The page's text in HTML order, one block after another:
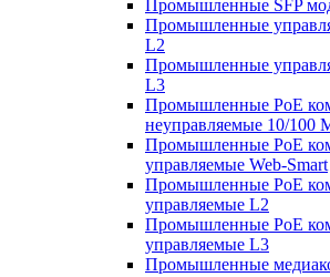
Промышленные SFP
Промышленные
L2
Промышленные
L3
Промышленные PoE
неуправляемые 10/100
Промышленные PoE
управляемые Web-Smart
Промышленные PoE
управляемые L2
Промышленные PoE
управляемые L3
Промышленные